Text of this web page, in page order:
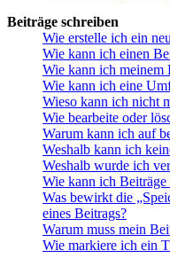
Beiträge schreiben
Wie erstelle ich ein
Wie kann ich einen
Wie kann ich meinem
Wie kann ich eine
Wieso kann ich nicht
Wie bearbeite oder
Warum kann ich auf
Weshalb kann ich
Weshalb wurde ich
Wie kann ich
Was bewirkt die
eines Beitrags?
Warum muss mein
Wie markiere ich ein